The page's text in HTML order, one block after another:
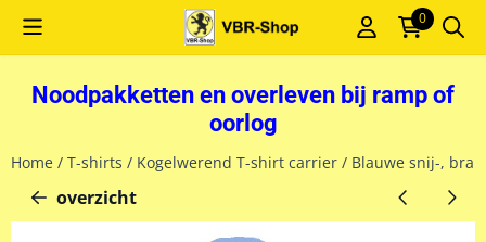
Cookievoorkeuren zijn momenteel gesloten. 0
Noodpakketten en overleven bij ramp of
oorlog
Home / T-shirts / Kogelwerend T-shirt carrier / Blauwe snij-,
overzicht